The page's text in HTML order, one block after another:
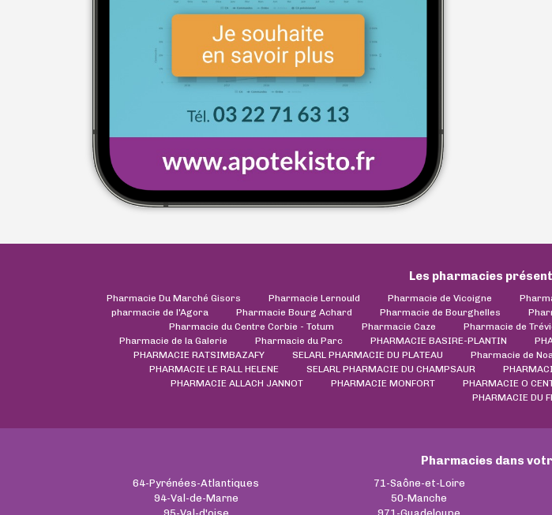
Les pharmacies
Pharmacie Du Marché Gisors Pharmacie Lernould Pharmacie de Vicoigne
pharmacie de l'Agora
Pharmacie Bourg Achard Pharmacie de Bourghelles
Pharmacie du Centre Corbie - Totum
Pharmacie Caze Pharmacie de
Pharmacie de la Galerie
Pharmacie du Parc PHARMACIE BASIRE-PLANTIN
PHARMACIE RATSIMBAZAFY
SELARL PHARMACIE DU PLATEAU Pharmacie de
PHARMACIE LE RALL HELENE
SELARL PHARMACIE DU CHAMPSAUR
PHARMACIE ALLACH JANNOT
PHARMACIE MONFORT PHARMACIE O
PHARMACIE DU
Pharmacies dans
64-Pyrénées-Atlantiques
94-Val-de-Marne
71-Saône-et-Loire
50-Manche